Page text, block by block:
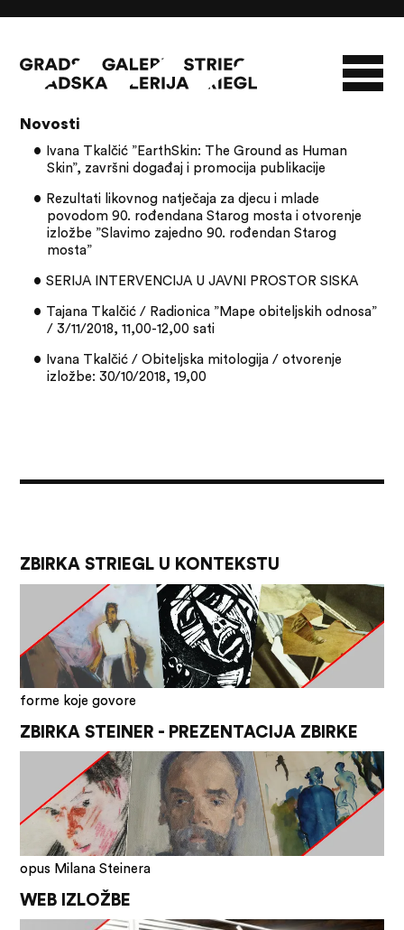
NOVOSTI
O GALERIJI
INFO
SLAVO STRIEGL
ZBIRKA STRIEGL LIKOVNA ZBIRKA
PUBLIKACIJE DOKUMENTI
Novosti
Ivana Tkalčić ”EarthSkin: The Ground as Human
Skin”, završni događaj i promocija publikacije
Rezultati likovnog natječaja za djecu i mlade
povodom 90. rođendana Starog mosta i otvorenje
izložbe ”Slavimo zajedno 90. rođendan Starog
mosta”
SERIJA INTERVENCIJA U JAVNI PROSTOR SISKA
Tajana Tkalčić / Radionica ”Mape obiteljskih odnosa”
/ 3/11/2018, 11,00-12,00 sati
Ivana Tkalčić / Obiteljska mitologija / otvorenje
izložbe: 30/10/2018, 19,00
ZBIRKA STRIEGL U KONTEKSTU
forme koje govore
ZBIRKA STEINER - PREZENTACIJA ZBIRKE
opus Milana Steinera
WEB IZLOŽBE